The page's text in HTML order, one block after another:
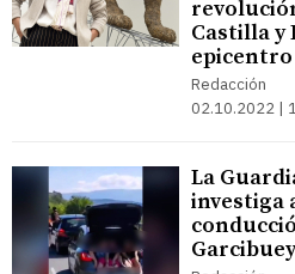
Castilla y
epicentro
Redacción
02.10.2022 |
La
investiga
Garcibuey